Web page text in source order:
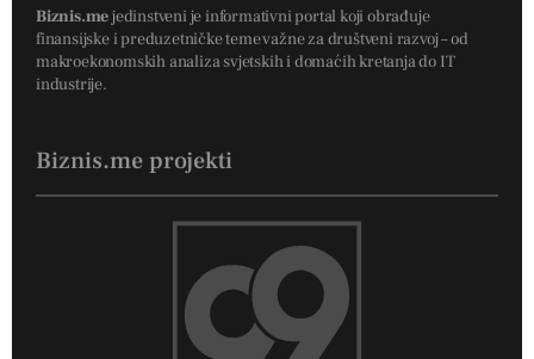
Biznis.mejedinstveni je informativni portal koji obrađuje
finansijske i preduzetničke teme važne za društveni razvoj – od
makroekonomskih analiza svjetskih i domaćih kretanja do IT
industrije.
Biznis.me projekti